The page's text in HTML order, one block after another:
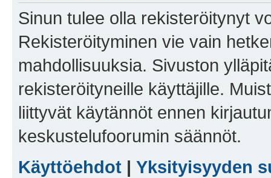
Sinun tulee olla rekisteröitynyt
Rekisteröityminen vie vain
mahdollisuuksia. Sivuston
rekisteröityneille käyttäjille.
liittyvät käytännöt ennen
keskustelufoorumin säännöt.
Käyttöehdot | Yksityisyyden